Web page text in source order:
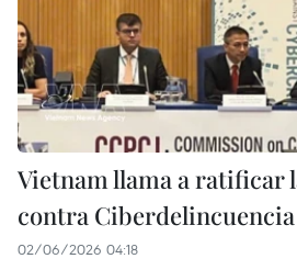
Vietnam llama a ratificar
contra Ciberdelincuencia
02/06/2026 04:18